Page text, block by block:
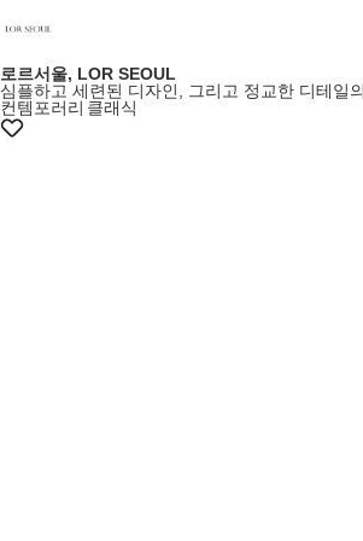
로르서울, LOR SEOUL
심플하고 세련된 디자인, 그리고 정교한 디테일
컨템포러리 클래식